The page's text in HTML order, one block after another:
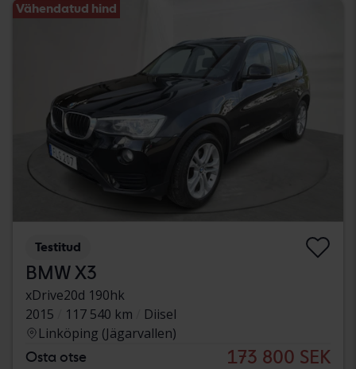
Vähendatud hind
Testitud
BMW X3
xDrive20d 190hk
2015
117 540 km
Diisel
Linköping (Jägarvallen)
Osta otse 173 800 SEK